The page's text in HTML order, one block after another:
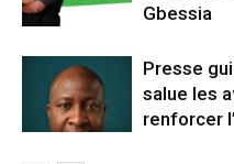
Gbessia
Presse
salue les
renforcer